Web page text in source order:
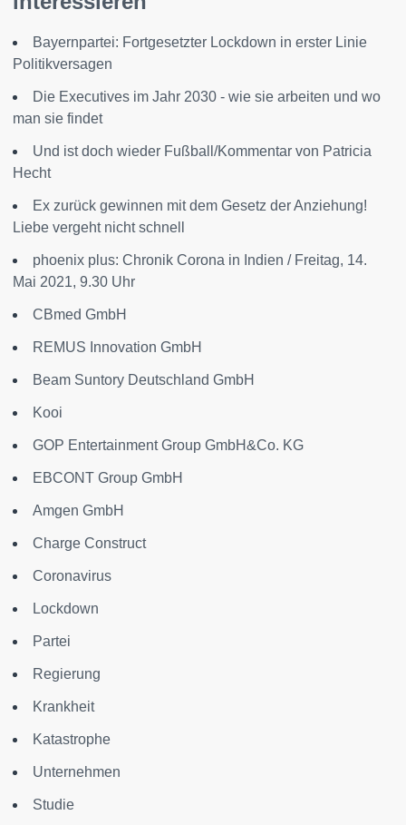
Bayernpartei: Fortgesetzter Lockdown in erster Linie
Politikversagen
Die Executives im Jahr 2030 - wie sie arbeiten und wo
man sie findet
Und ist doch wieder Fußball/Kommentar von Patricia
Hecht
Ex zurück gewinnen mit dem Gesetz der Anziehung!
Liebe vergeht nicht schnell
phoenix plus: Chronik Corona in Indien / Freitag, 14.
Mai 2021, 9.30 Uhr
CBmed GmbH
REMUS Innovation GmbH
Beam Suntory Deutschland GmbH
Kooi
GOP Entertainment Group GmbH&Co. KG
EBCONT Group GmbH
Amgen GmbH
Charge Construct
Coronavirus
Lockdown
Partei
Regierung
Krankheit
Katastrophe
Unternehmen
Studie